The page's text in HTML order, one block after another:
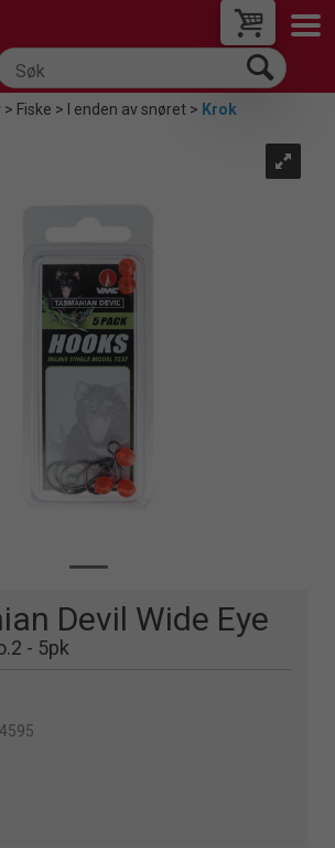
Fiske> I enden av snøret> Krok
Devil Wide Eye
- 5pk